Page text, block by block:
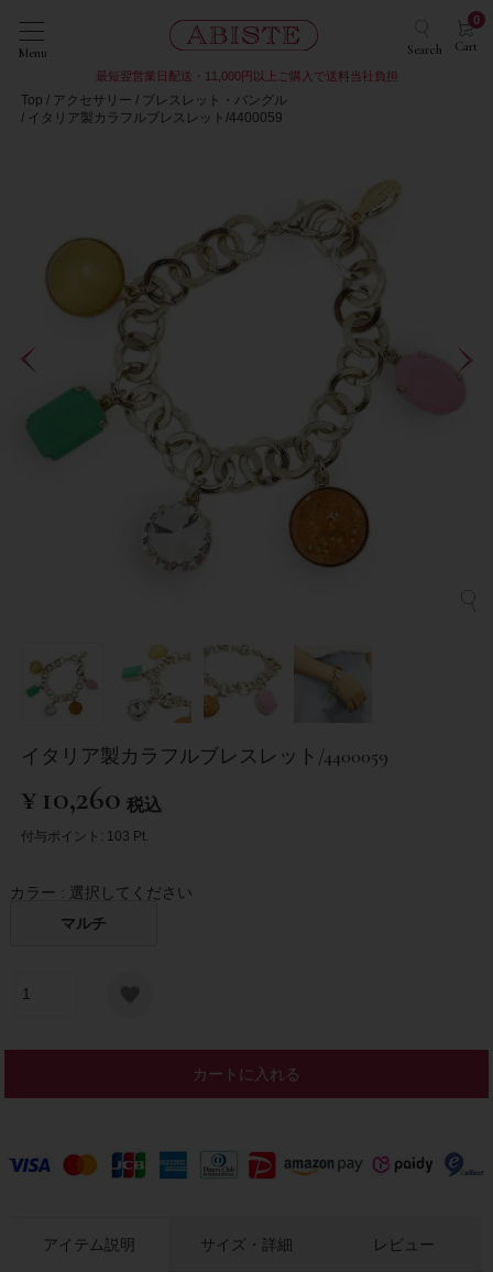
Menu Search Cart
0
最短翌営業日配送・11,000円以上ご購入で送料当社負担
Top アクセサリー
ブレスレット・バングル
イタリア製カラフルブレスレット/4400059
イタリア製カラフルブレスレット/4400059
¥10,260 税込
付与ポイント: 103 Pt.
カラー
選択してください
マルチ
カートに入れる
アイテム説明 サイズ・詳細 レビュー